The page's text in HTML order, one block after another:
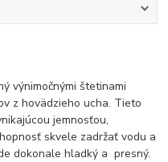
výnimočnými štetinami
z hovädzieho ucha. Tieto
jemnosťou,
skvele zadržať vodu a
dokonale hladký a presný.